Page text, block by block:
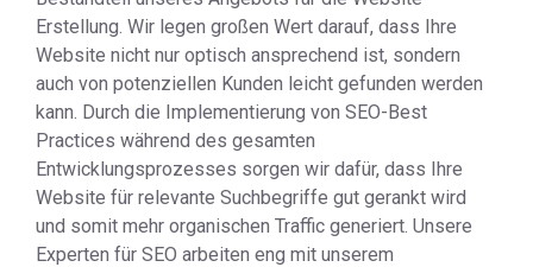
Erstellung. Wir legen großen Wert darauf, dass Ihre
Website nicht nur optisch ansprechend ist, sondern
auch von potenziellen Kunden leicht gefunden werden
kann. Durch die Implementierung von SEO-Best
Practices während des gesamten
Entwicklungsprozesses sorgen wir dafür, dass Ihre
Website für relevante Suchbegriffe gut gerankt wird
und somit mehr organischen Traffic generiert. Unsere
Experten für SEO arbeiten eng mit unserem